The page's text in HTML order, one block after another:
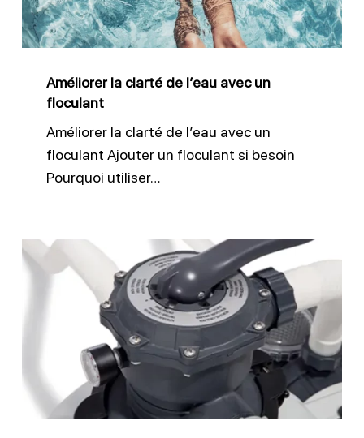
avec
un
Améliorer la clarté de l’eau avec un
floculant
Améliorer la clarté de l’eau avec un
floculant Ajouter un floculant si besoin
Pourquoi utiliser…
Comment
piscine